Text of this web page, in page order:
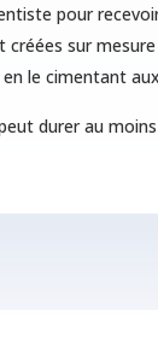
pour
sur
le cimentant
durer au